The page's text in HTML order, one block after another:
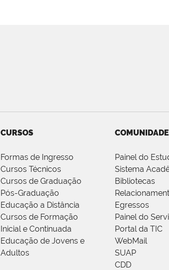
CURSOS
Formas de Ingresso
Cursos Técnicos
Cursos de Graduação
Pós-Graduação
Educação a Distância
Cursos de Formação
Inicial e Continuada
Educação de Jovens e
Adultos
COMUNIDADE
Painel do
Sistema
Bibliotecas
Egressos
Painel do
Portal da TIC
WebMail
SUAP
CDD